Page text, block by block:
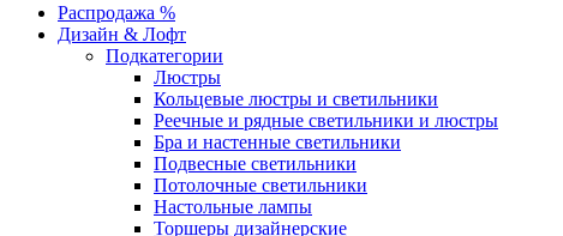
Распродажа %
Дизайн & Лофт
Подкатегории
Люстры
Кольцевые люстры и светильники
Реечные и рядные светильники и люстры
Бра и настенные светильники
Подвесные светильники
Потолочные светильники
Настольные лампы
Торшеры дизайнерские